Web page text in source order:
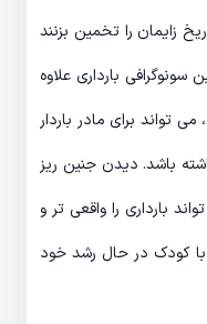
زایمان را تخمین بزنند
سونوگرافی بارداری علاوه
می تواند برای مادر باردار
باشد. دیدن جنین ریز
بارداری را واقعی تر و
کودک در حال رشد خود